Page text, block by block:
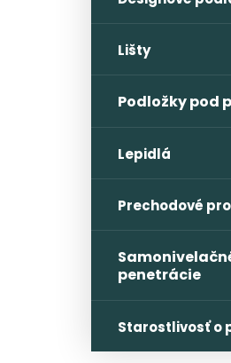
Lišty
Podložky pod
Lepidlá
Prechodové
penetrácie
Starostlivosť o